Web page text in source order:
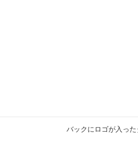
バックにロゴが入っ